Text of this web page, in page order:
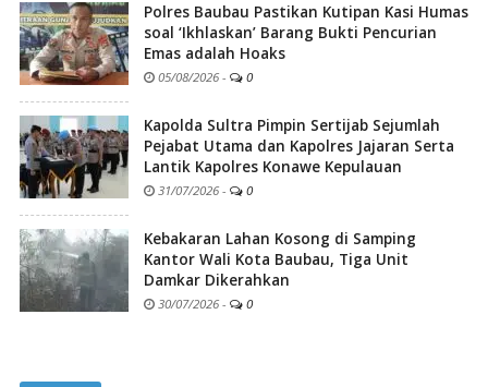
Polres Baubau Pastikan Kutipan Kasi Humas
soal ‘Ikhlaskan’ Barang Bukti Pencurian
Emas adalah Hoaks
05/08/2026 - 0
Kapolda Sultra Pimpin Sertijab Sejumlah
Pejabat Utama dan Kapolres Jajaran Serta
Lantik Kapolres Konawe Kepulauan
31/07/2026 - 0
Kebakaran Lahan Kosong di Samping
Kantor Wali Kota Baubau, Tiga Unit
Damkar Dikerahkan
30/07/2026 - 0